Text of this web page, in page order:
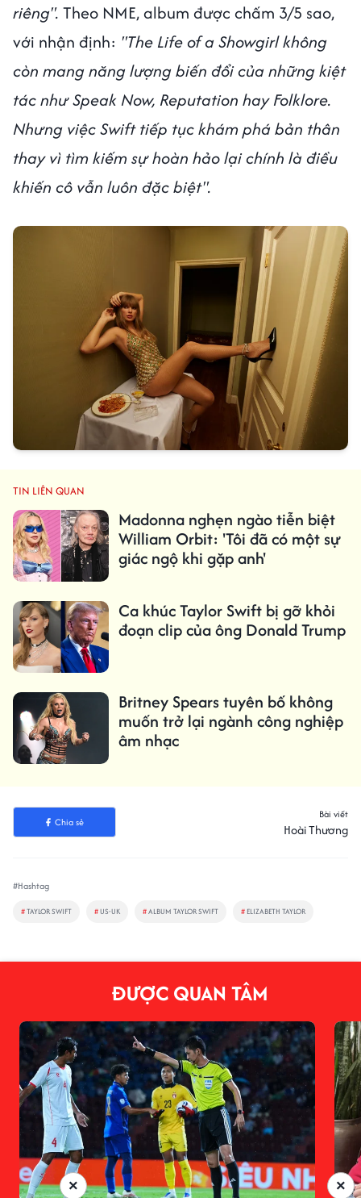
riêng". Theo NME, album được chấm 3/5 sao,
với nhận định: "The Life of a Showgirl không
còn mang năng lượng biến đổi của những kiệt
tác như Speak Now, Reputation hay Folklore.
Nhưng việc Swift tiếp tục khám phá bản thân
thay vì tìm kiếm sự hoàn hảo lại chính là điều
khiến cô vẫn luôn đặc biệt".
TIN LIÊN QUAN
Madonna nghẹn ngào tiễn biệt
William Orbit: 'Tôi đã có một sự
giác ngộ khi gặp anh'
Ca khúc Taylor Swift bị gỡ khỏi
đoạn clip của ông Donald Trump
Britney Spears tuyên bố không
muốn trở lại ngành công nghiệp
âm nhạc
Chia sẻ
Bài viết
Hoài Thương
#Hashtag
#TAYLOR SWIFT #US-UK #ALBUM TAYLOR SWIFT # ELIZABETH TAYLOR
ĐƯỢC QUAN TÂM
×
×